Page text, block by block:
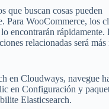
que buscan cosas pueden
Para WooCommerce, los
encontrarán rápidamente.
relacionadas será
en Cloudways, navegue
en Configuración y
Elasticsearch.